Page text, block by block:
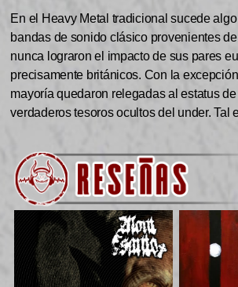
En el Heavy Metal tradicional sucede
bandas de sonido clásico provenientes
nunca lograron el impacto de sus pares
precisamente británicos. Con la
mayoría quedaron relegadas al estatus
verdaderos tesoros ocultos del under. Tal